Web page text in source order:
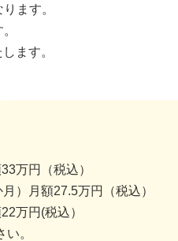
ます。
ます。
万円（税込）
）月額27.5万円（税込）
万円(税込）
。